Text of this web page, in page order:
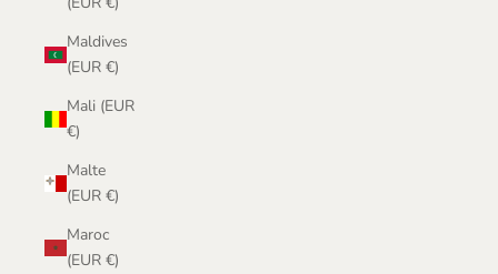
Maldives
(EUR €)
Mali (EUR
€)
Malte
(EUR €)
Maroc
(EUR €)